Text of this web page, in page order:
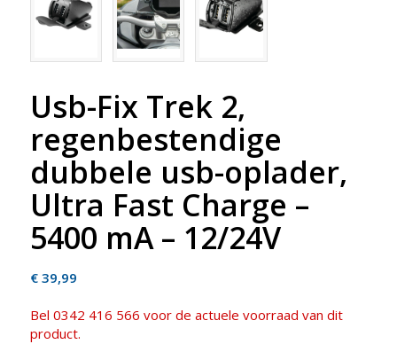
Usb-Fix Trek 2,
regenbestendige
dubbele usb-oplader,
Ultra Fast Charge –
5400 mA – 12/24V
€39,99
Bel 0342 416 566 voor de actuele voorraad van dit
product.